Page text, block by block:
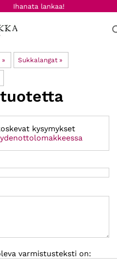
Ihanata lankaa!
‪» Sukkalangat ‪»
kysymykset
varmistusteksti on: